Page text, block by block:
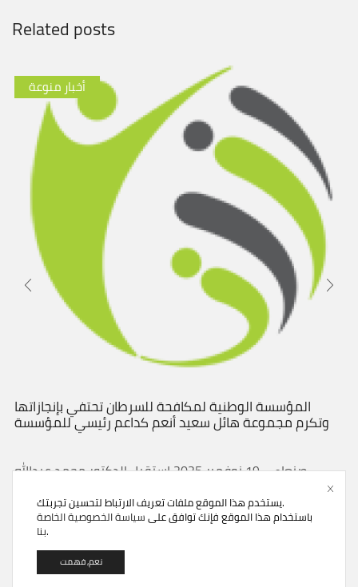
Related posts
أخبار منوعة
المؤسسة الوطنية لمكافحة للسرطان تحتفي بإنجازاتها
وتكرم مجموعة هائل سعيد أنعم كداعم رئيسي للمؤسسة
صنعاء – 19 نوفمبر 2025 استقبل الدكتور محمد عبدالله
الآنسى- نائب رئيس مجلس الأمناء المؤسسة الوطنية لمكافحة
السرطان امس الاول الاثنين الموافق 17 من نوفمبر...
Continue Reading
يستخدم هذا الموقع ملفات تعريف الارتباط لتحسين تجربتك.
باستخدام هذا الموقع فإنك توافق علىسياسة الخصوصية الخاصة
بنا.
نعم, فهمت